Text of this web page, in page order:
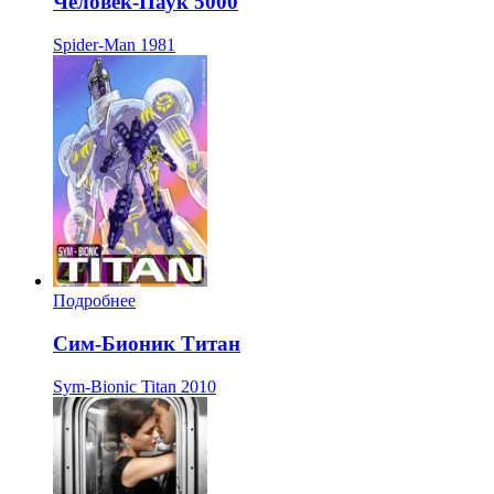
Spider-Man 1981
Подробнее
Сим-Бионик Титан
Sym-Bionic Titan 2010